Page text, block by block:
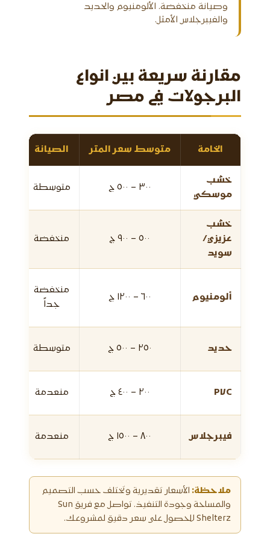
وصيانة منخفضة. الألومنيوم والحديد
والفيبرجلاس الأمثل.
مقارنة سريعة بين انواع
البرجولات في مصر
الخامة متوسط سعر المتر الصيانة
خشب
موسكي
٣٠٠ – ٥٠٠ ج متوسطة
خشب
عزيزي/
سويد
٥٠٠ – ٩٠٠ ج منخفضة
ألومنيوم ٦٠٠ – ١٢٠٠ ج
منخفضة
جداً
حديد ٢٥٠ – ٥٠٠ ج متوسطة
PVC ٢٠٠ – ٤٠٠ ج منعدمة
فيبرجلاس ٨٠٠ – ١٥٠٠ ج منعدمة
ملاحظة: الأسعار تقديرية وتختلف حسب التصميم
والمساحة وجودة التنفيذ. تواصل مع فريق Sun
Shelterz للحصول على سعر دقيق لمشروعك.